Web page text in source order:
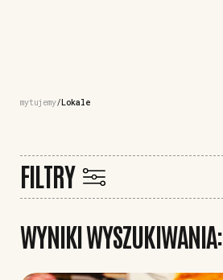
mytujemy Lokale
FILTRY
WYNIKI WYSZUKIWANIA: